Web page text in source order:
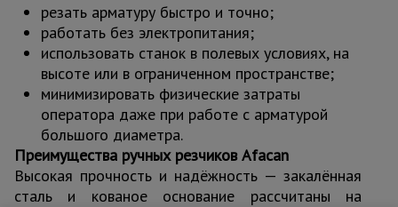
резать арматуру быстро и точно;
работать без электропитания;
использовать станок в полевых условиях, на
высоте или в ограниченном пространстве;
минимизировать физические затраты
оператора даже при работе с арматурой
большого диаметра.
Преимущества ручных резчиков Afacan
Высокая прочность и надёжность — закалённая
сталь и кованое основание рассчитаны на